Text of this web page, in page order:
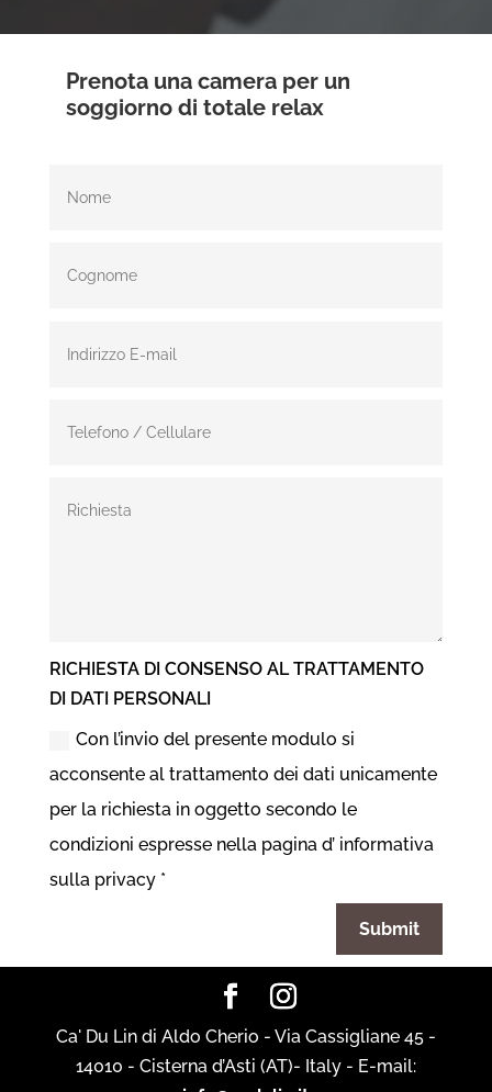
Prenota una camera per un
soggiorno di totale relax
RICHIESTA DI CONSENSO AL TRATTAMENTO
DI DATI PERSONALI
Con l’invio del presente modulo si
acconsente al trattamento dei dati unicamente
per la richiesta in oggetto secondo le
condizioni espresse nella pagina d’ informativa
sulla privacy *
Submit
Ca' Du Lin di Aldo Cherio - Via Cassigliane 45 -
14010 - Cisterna d’Asti (AT)- Italy - E-mail: